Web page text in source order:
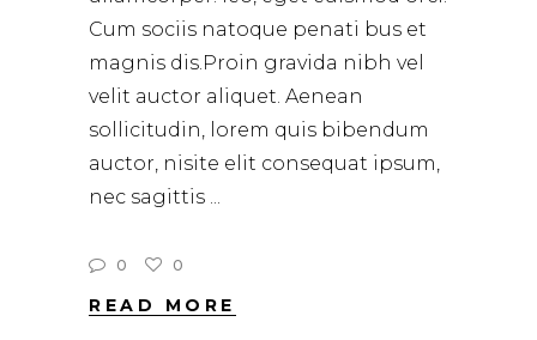
Cum sociis natoque penati bus et
magnis dis.Proin gravida nibh vel
velit auctor aliquet. Aenean
sollicitudin, lorem quis bibendum
auctor, nisite elit consequat ipsum,
nec sagittis
0 0
READ MORE